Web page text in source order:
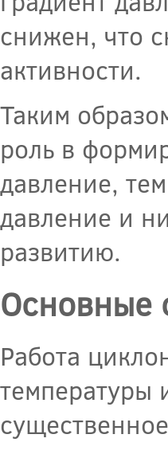
снижен, что
активности.
Таким
роль в
давление,
давление и
развитию.
Основные
Работа
температуры